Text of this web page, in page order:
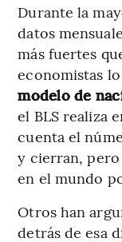
Durante la
datos
más fuertes
economistas
modelo de
el BLS realiza
cuenta el
y cierran,
en el mundo
Otros han
detrás de esa